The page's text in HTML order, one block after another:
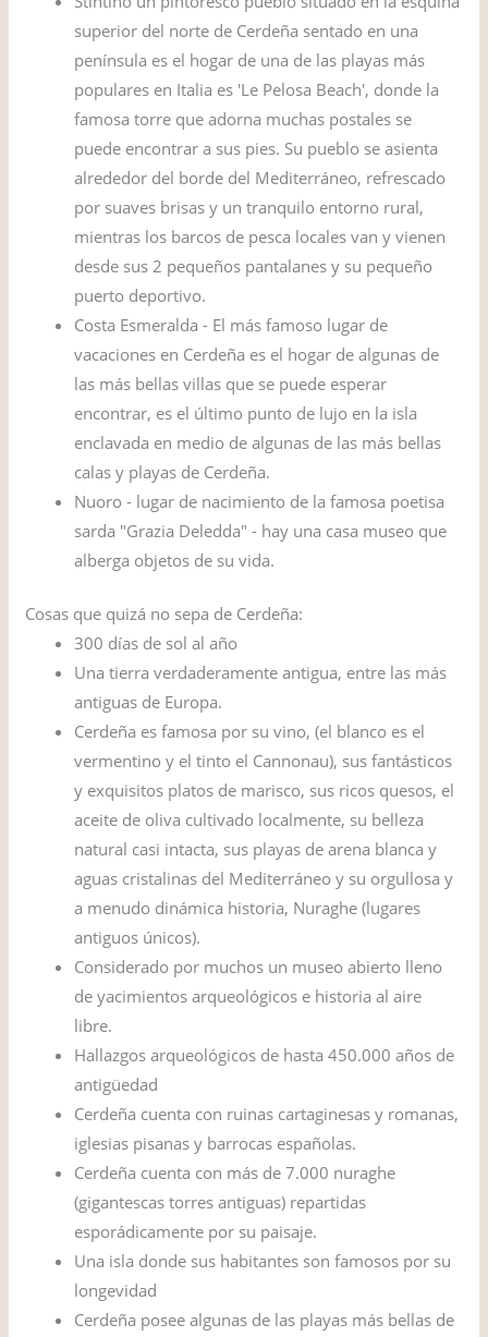
superior del norte de Cerdeña sentado en una
península es el hogar de una de las playas más
populares en Italia es 'Le Pelosa Beach', donde la
famosa torre que adorna muchas postales se
puede encontrar a sus pies. Su pueblo se asienta
alrededor del borde del Mediterráneo, refrescado
por suaves brisas y un tranquilo entorno rural,
mientras los barcos de pesca locales van y vienen
desde sus 2 pequeños pantalanes y su pequeño
puerto deportivo.
Costa Esmeralda - El más famoso lugar de
vacaciones en Cerdeña es el hogar de algunas de
las más bellas villas que se puede esperar
encontrar, es el último punto de lujo en la isla
enclavada en medio de algunas de las más bellas
calas y playas de Cerdeña.
Nuoro - lugar de nacimiento de la famosa poetisa
sarda "Grazia Deledda" - hay una casa museo que
alberga objetos de su vida.
Cosas que quizá no sepa de Cerdeña:
300 días de sol al año
Una tierra verdaderamente antigua, entre las más
antiguas de Europa.
Cerdeña es famosa por su vino, (el blanco es el
vermentino y el tinto el Cannonau), sus fantásticos
y exquisitos platos de marisco, sus ricos quesos, el
aceite de oliva cultivado localmente, su belleza
natural casi intacta, sus playas de arena blanca y
aguas cristalinas del Mediterráneo y su orgullosa y
a menudo dinámica historia, Nuraghe (lugares
antiguos únicos).
Considerado por muchos un museo abierto lleno
de yacimientos arqueológicos e historia al aire
libre.
Hallazgos arqueológicos de hasta 450.000 años de
antigüedad
Cerdeña cuenta con ruinas cartaginesas y romanas,
iglesias pisanas y barrocas españolas.
Cerdeña cuenta con más de 7.000 nuraghe
(gigantescas torres antiguas) repartidas
esporádicamente por su paisaje.
Una isla donde sus habitantes son famosos por su
longevidad
Cerdeña posee algunas de las playas más bellas de